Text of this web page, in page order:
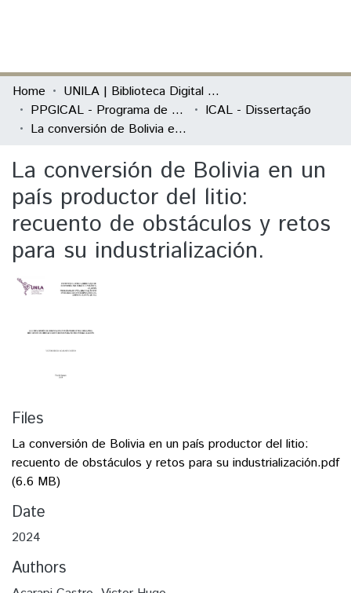
Communities & Collections
All of DSpace
Home
UNILA | Biblioteca Digital de Dissertações e Teses
PPGICAL - Programa de Pós-Graduação em Integração Contemporânea da América Latina
ICAL - Dissertação
La conversión de Bolivia en un país productor del litio: recuento de obstáculos y retos para su industrialización.
La conversión de Bolivia en un
país productor del litio:
recuento de obstáculos y retos
para su industrialización.
Files
La conversión de Bolivia en un país productor del litio:
recuento de obstáculos y retos para su industrialización.pdf
(6.6 MB)
Date
2024
Authors